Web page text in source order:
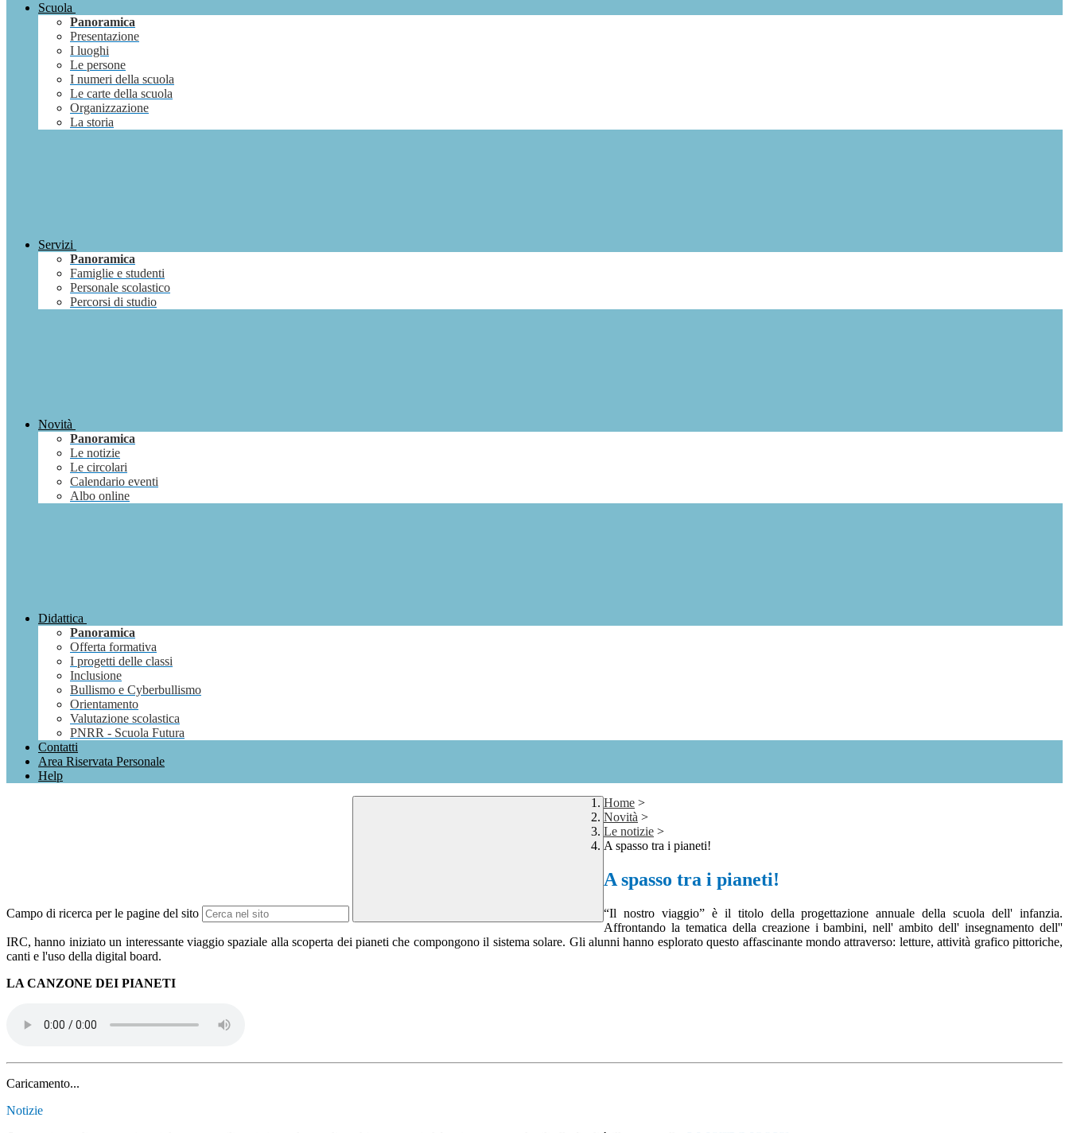
Scuola
Panoramica
Presentazione
I luoghi
Le persone
I numeri della scuola
Le carte della scuola
Organizzazione
La storia
Servizi
Panoramica
Famiglie e studenti
Personale scolastico
Percorsi di studio
Novità
Panoramica
Le notizie
Le circolari
Calendario eventi
Albo online
Didattica
Panoramica
Offerta formativa
I progetti delle classi
Inclusione
Bullismo e Cyberbullismo
Orientamento
Valutazione scolastica
PNRR - Scuola Futura
Contatti
Area Riservata Personale
Help
Campo di ricerca per le pagine del sito
Home >
Novità >
Le notizie >
A spasso tra i pianeti!
A spasso tra i pianeti!
“Il nostro viaggio” è il titolo della progettazione annuale della scuola dell' infanzia.
Affrontando la tematica della creazione i bambini, nell' ambito dell' insegnamento dell''
IRC, hanno iniziato un interessante viaggio spaziale alla scoperta dei pianeti che compongono il sistema solare. Gli alunni hanno esplorato questo affascinante mondo attraverso: letture, attività grafico pittoriche,
canti e l'uso della digital board.
LA CANZONE DEI PIANETI
Caricamento...
Notizie